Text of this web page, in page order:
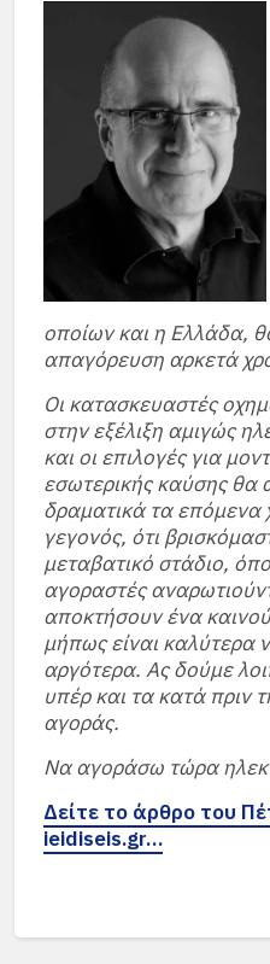
οποίων και η Ελλάδα,
απαγόρευση αρκετά
Οι κατασκευαστές
στην εξέλιξη αμιγώς
και οι επιλογές για
εσωτερικής καύσης θα
δραματικά τα επόμενα
γεγονός, ότι
μεταβατικό στάδιο,
αγοραστές
αποκτήσουν ένα
μήπως είναι καλύτερα
αργότερα. Ας δούμε
υπέρ και τα κατά πριν
αγοράς.
Να αγοράσω τώρα
Δείτε το άρθρο του
ieidiseis.gr…